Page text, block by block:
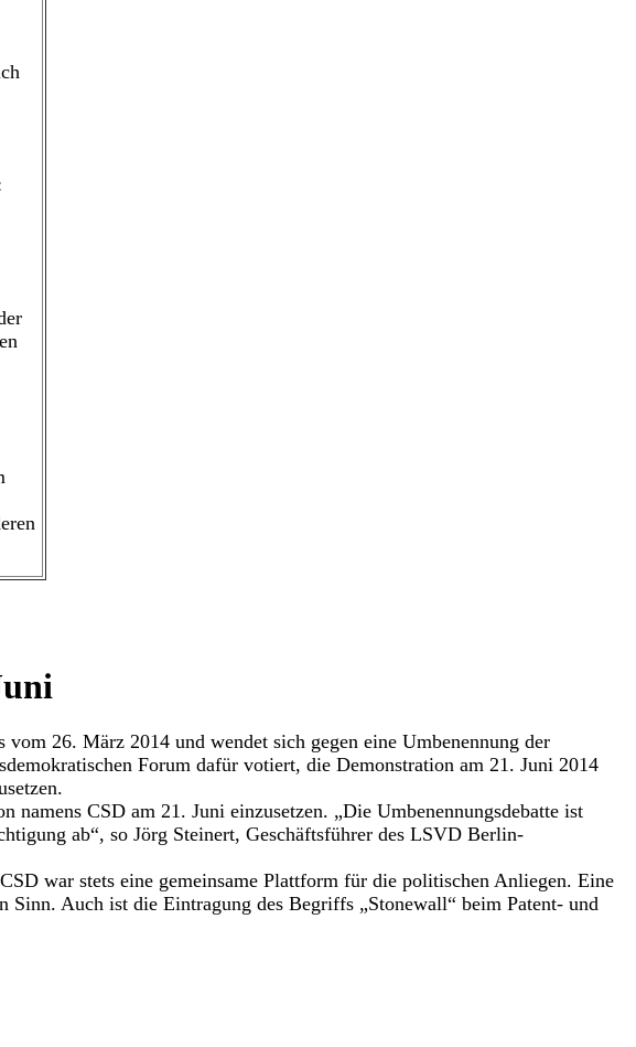
26. März 2014 und wendet sich gegen eine Umbenennung der
Forum dafür votiert, die Demonstration am 21. Juni 2014
CSD am 21. Juni einzusetzen. „Die Umbenennungsdebatte ist
ab“, so Jörg Steinert, Geschäftsführer des LSVD Berlin-
war stets eine gemeinsame Plattform für die politischen Anliegen. Eine
Auch ist die Eintragung des Begriffs „Stonewall“ beim Patent- und